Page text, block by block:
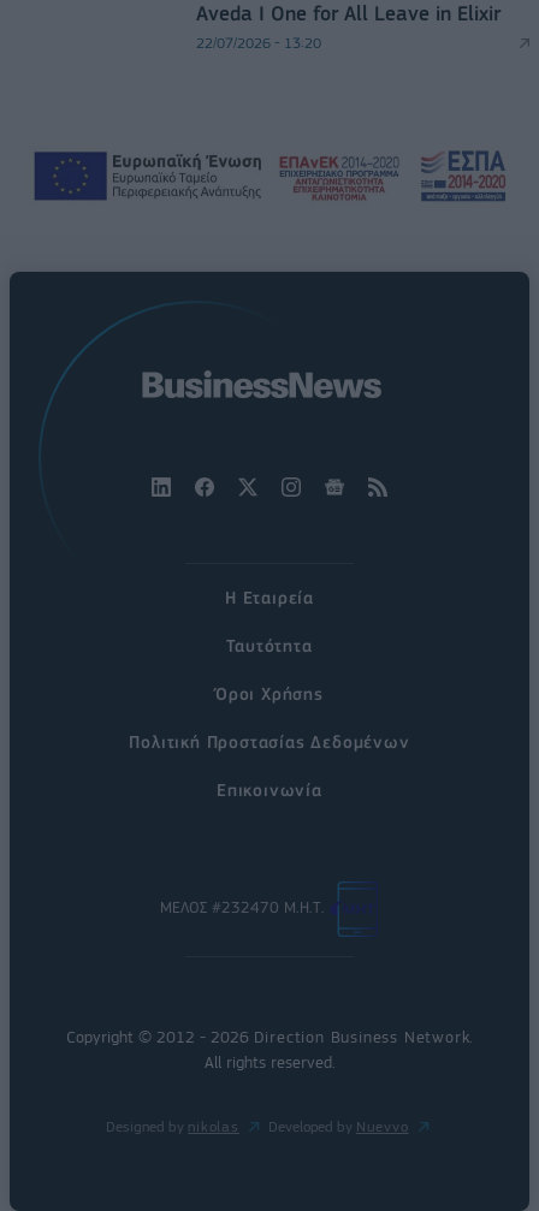
Aveda I One for All Leave in Elixir
22/07/2026 - 13:20
Η Εταιρεία
Ταυτότητα
Όροι Χρήσης
Πολιτική Προστασίας Δεδομένων
Επικοινωνία
ΜΕΛΟΣ #232470 Μ.Η.Τ.
Copyright © 2012 - 2026 Direction Business Network
All rights reserved.
Designed by nikolas Developed by Nuevvo